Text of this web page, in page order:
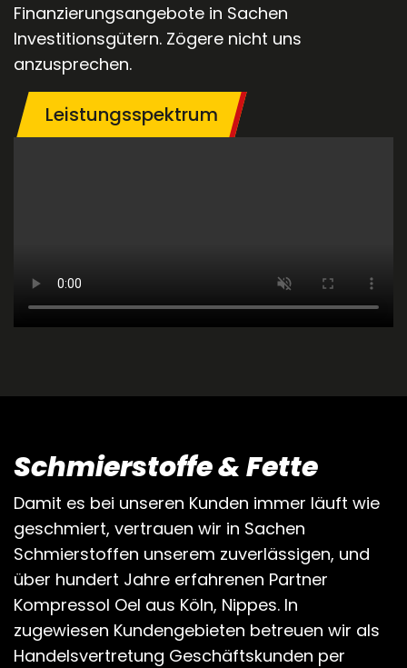
Finanzierungsangebote in Sachen
Investitionsgütern. Zögere nicht uns
anzusprechen.
Leistungsspektrum
Schmierstoffe & Fette
Damit es bei unseren Kunden immer läuft wie
geschmiert, vertrauen wir in Sachen
Schmierstoffen unserem zuverlässigen, und
über hundert Jahre erfahrenen Partner
Kompressol Oel aus Köln, Nippes. In
zugewiesen Kundengebieten betreuen wir als
Handelsvertretung Geschäftskunden per